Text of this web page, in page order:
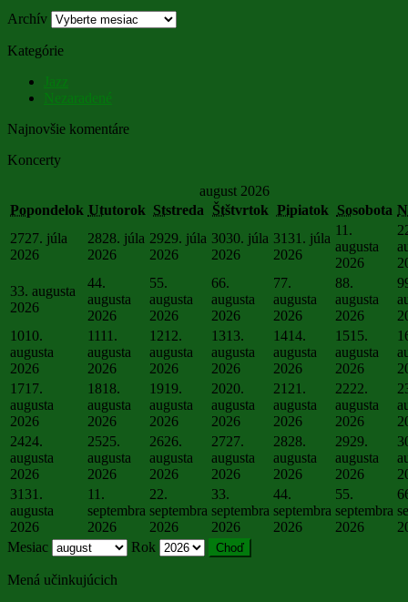
Archív
Kategórie
Jazz
Nezaradené
Najnovšie komentáre
Koncerty
august 2026
Popondelok Ututorok Ststreda Štštvrtok Pipiatok Sosobota
2727. júla
2026
2828. júla
2026
2929. júla
2026
3030. júla
2026
31 31. júla
2026
1 1.
augusta
2026
2
33. augusta
2026
44.
augusta
2026
55.
augusta
2026
66.
augusta
2026
77.
augusta
2026
88.
augusta
2026
9
1010.
augusta
2026
11 11.
augusta
2026
1212.
augusta
2026
1313.
augusta
2026
1414.
augusta
2026
1515.
augusta
2026
1717.
augusta
2026
1818.
augusta
2026
1919.
augusta
2026
2020.
augusta
2026
21 21.
augusta
2026
2222.
augusta
2026
2424.
augusta
2026
2525.
augusta
2026
2626.
augusta
2026
2727.
augusta
2026
2828.
augusta
2026
2929.
augusta
2026
31 31.
augusta
2026
1 1.
septembra
2026
22.
septembra
2026
33.
septembra
2026
44.
septembra
2026
55.
septembra
2026
6
Mesiac
Rok
Mená učinkujúcich